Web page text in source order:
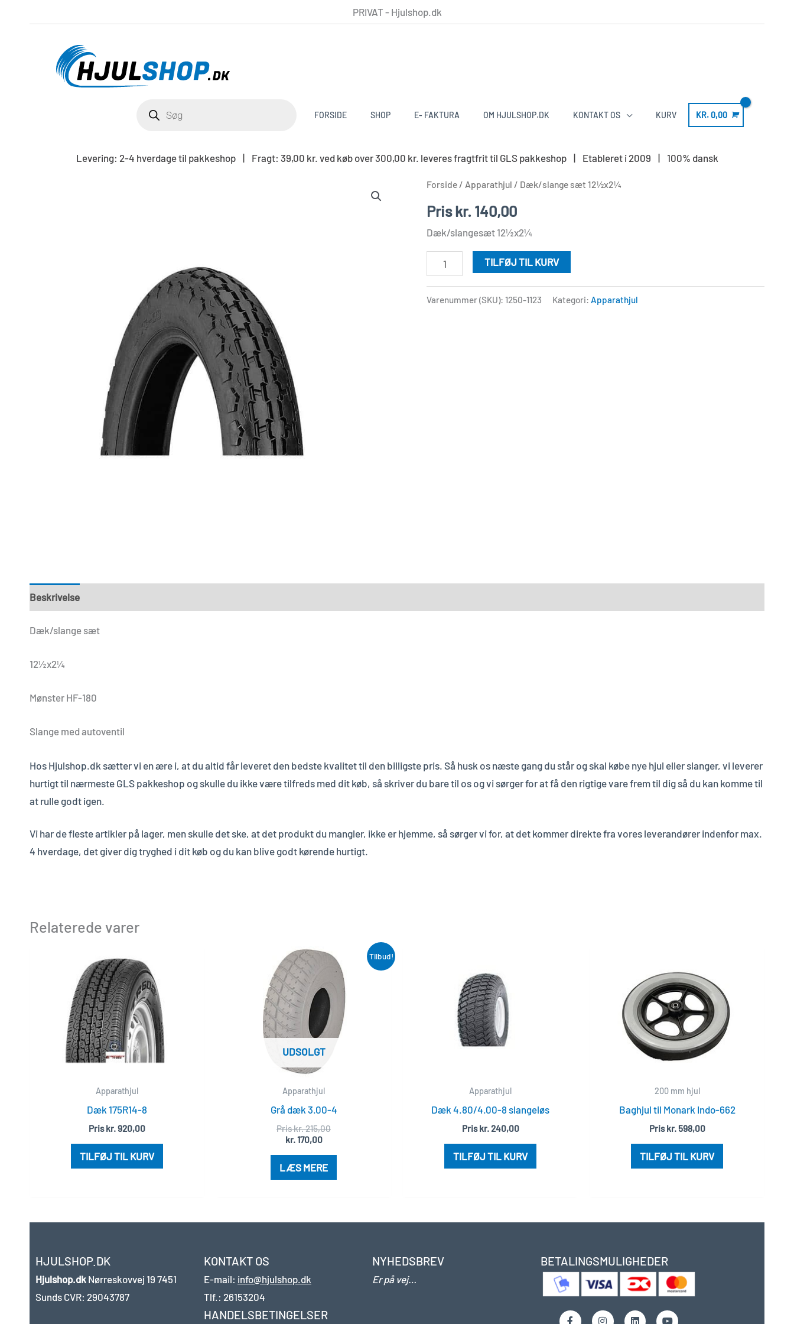
til
PRIVAT - Hjulshop.dk
FORSIDE
SHOP E- FAKTURA OM HJULSHOP.DK KONTAKT OS KURV KR.0,00
Levering: 2-4 hverdage til pakkeshop | Fragt: 39,00 kr. ved køb over 300,00 kr. leveres fragtfrit til GLS pakkeshop | Etableret i 2009 | 100% dansk
Forside/ Apparathjul / Dæk/slange sæt 12½x2¼
Priskr. 140,00
Dæk/slangesæt 12½x2¼
Dæk/slange
12½x2¼
antal
TILFØJ TIL KURV
Varenummer (SKU): 1250-1123 Kategori: Apparathjul
Beskrivelse
Dæk/slange sæt
12½x2¼
Mønster HF-180
Slange med autoventil
Hos Hjulshop.dk sætter vi en ære i, at du altid får leveret den bedste kvalitet til den billigste pris. Så husk os næste gang du står og skal købe nye hjul eller slanger, vi leverer
hurtigt til nærmeste GLS pakkeshop og skulle du ikke være tilfreds med dit køb, så skriver du bare til os og vi sørger for at få den rigtige vare frem til dig så du kan komme til
at rulle godt igen.
Vi har de fleste artikler på lager, men skulle det ske, at det produkt du mangler, ikke er hjemme, så sørger vi for, at det kommer direkte fra vores leverandører indenfor max.
4 hverdage, det giver dig tryghed i dit køb og du kan blive godt kørende hurtigt.
Relaterede varer
Apparathjul
Dæk 175R14-8
Priskr.920,00
TILFØJ TIL KURV
Tilbud!
UDSOLGT
Apparathjul
Grå dæk 3.00-4
Priskr.215,00
oprindelige
pris
var:
kr.170,00
Den
aktuelle
pris
er:
kr. 170,00.
LÆS MERE
Apparathjul
Dæk 4.80/4.00-8 slangeløs
Priskr.240,00
TILFØJ TIL KURV
200 mm hjul
Baghjul til Monark Indo-662
Priskr.598,00
TILFØJ TIL KURV
HJULSHOP.DK
Hjulshop.dk Nørreskovvej 19 7451
Sunds CVR: 29043787
KONTAKT OS
E-mail: info@hjulshop.dk
Tlf.: 26153204
HANDELSBETINGELSER
NYHEDSBREV
Er på vej…
BETALINGSMULIGHEDER
F
I
L
Y